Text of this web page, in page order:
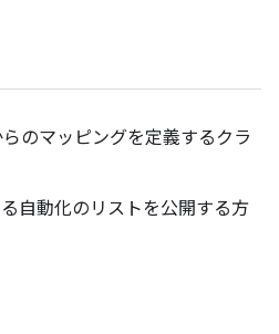
のマッピングを定義するクラ
自動化のリストを公開する方